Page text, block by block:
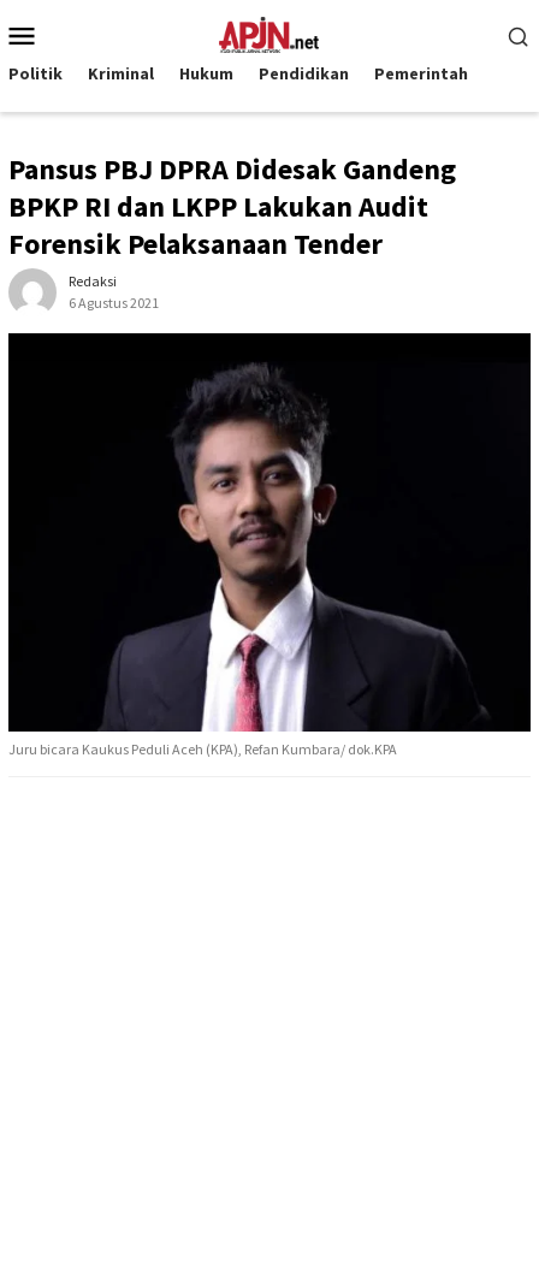
ke
kontenMobile
Politik Kriminal Hukum Pendidikan Pemerintah
Pansus PBJ DPRA Didesak Gandeng
BPKP RI dan LKPP Lakukan Audit
Forensik Pelaksanaan Tender
Redaksi
6 Agustus 2021
Juru bicara Kaukus Peduli Aceh (KPA), Refan Kumbara/ dok.KPA